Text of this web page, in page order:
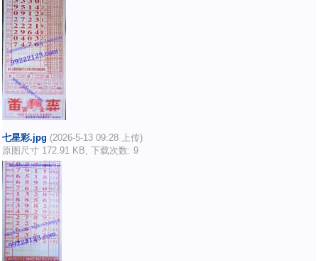
七星彩.jpg (2026-5-13 09:28 上传)
原图尺寸 172.91 KB, 下载次数: 9